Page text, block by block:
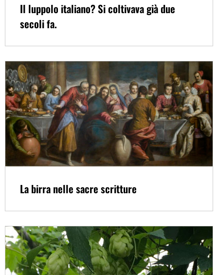
Il luppolo italiano? Si coltivava già due
secoli fa.
La birra nelle sacre scritture